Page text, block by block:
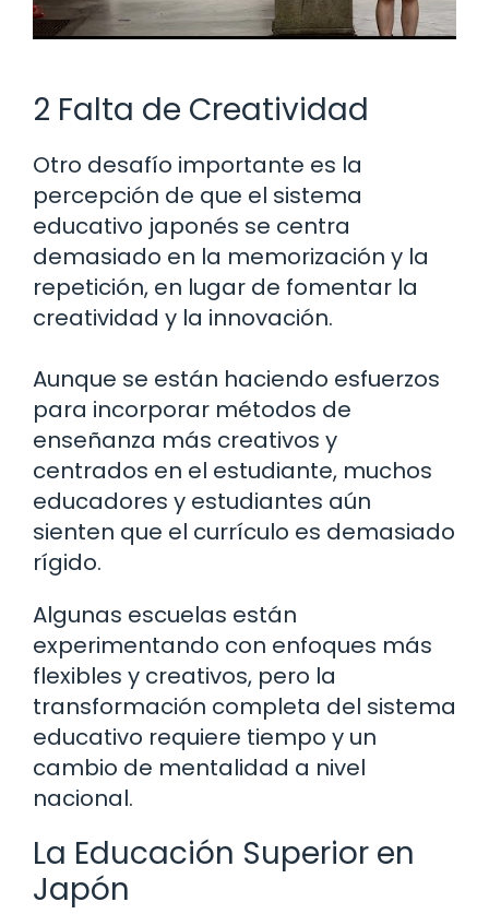
2 Falta de Creatividad
Otro desafío importante es la
percepción de que el sistema
educativo japonés se centra
demasiado en la memorización y la
repetición, en lugar de fomentar la
creatividad y la innovación.
Aunque se están haciendo esfuerzos
para incorporar métodos de
enseñanza más creativos y
centrados en el estudiante, muchos
educadores y estudiantes aún
sienten que el currículo es demasiado
rígido.
Algunas escuelas están
experimentando con enfoques más
flexibles y creativos, pero la
transformación completa del sistema
educativo requiere tiempo y un
cambio de mentalidad a nivel
nacional.
La Educación Superior en
Japón